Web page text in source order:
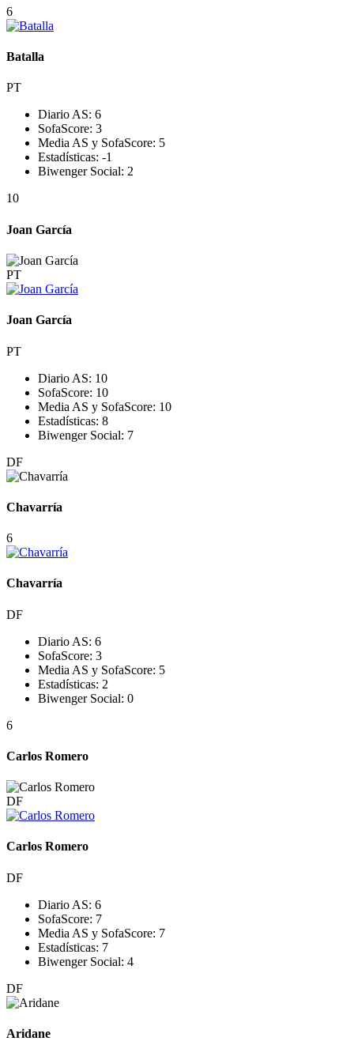
6
Batalla
PT
Diario AS: 6
SofaScore: 3
Media AS y SofaScore: 5
Estadísticas: -1
Biwenger Social: 2
10
Joan García
PT
Joan García
PT
Diario AS: 10
SofaScore: 10
Media AS y SofaScore: 10
Estadísticas: 8
Biwenger Social: 7
DF
Chavarría
6
Chavarría
DF
Diario AS: 6
SofaScore: 3
Media AS y SofaScore: 5
Estadísticas: 2
Biwenger Social: 0
6
Carlos Romero
DF
Carlos Romero
DF
Diario AS: 6
SofaScore: 7
Media AS y SofaScore: 7
Estadísticas: 7
Biwenger Social: 4
DF
Aridane